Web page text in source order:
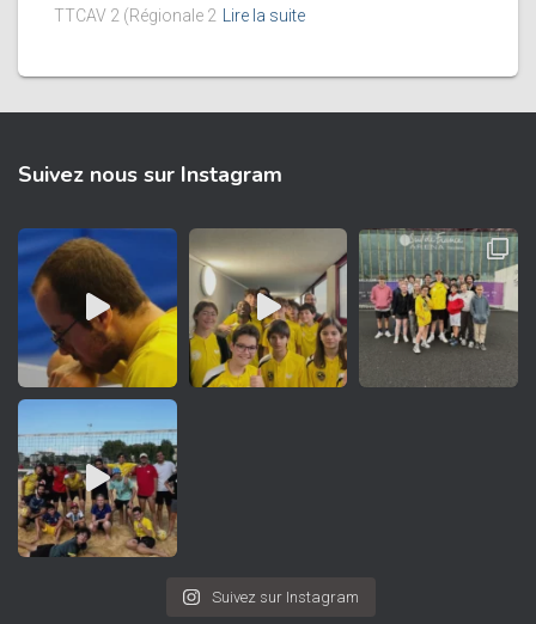
TTCAV 2 (Régionale 2
Lire la suite
Suivez nous sur Instagram
Suivez sur Instagram